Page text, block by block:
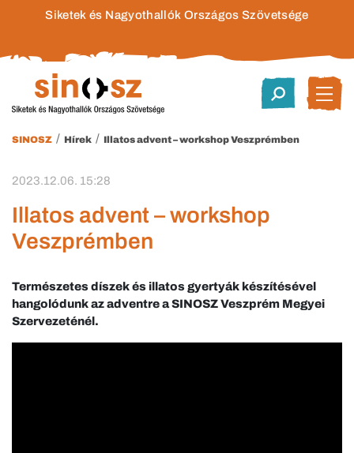
Siketek és Nagyothallók Országos Szövetsége
SINOSZ / Hírek / Illatos advent – workshop Veszprémben
2023.12.06. 15:28
Illatos advent – workshop
Veszprémben
Természetes díszek és illatos gyertyák készítésével
hangolódunk az adventre a SINOSZ Veszprém Megyei
Szervezeténél.